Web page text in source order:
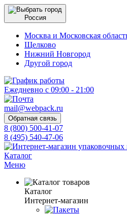
Россия
Москва и Московская
Щелково
Нижний Новгород
Другой город
Ежедневно с 09:00 - 21:00
mail@webpack.ru
Обратная связь
8 (800) 500-41-07
8 (495) 540-47-06
Каталог
Меню
Каталог
Интернет-магазин